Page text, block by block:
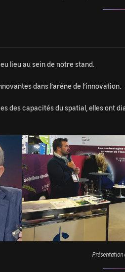
lieu au sein de notre stand.
dans l’arène de l’innovation.
des capacités du spatial, elles ont
Image
Présentation